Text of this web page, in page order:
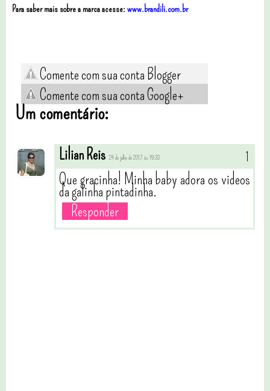
Para saber mais sobre a marca acesse: www.brandili.com.br
Comente com sua conta Blogger
Comente com sua conta Google+
Um comentário:
Lilian Reis 24 de julho de 2017 às 19:33
Que gracinha! Minha baby adora os videos
da galinha pintadinha.
Responder